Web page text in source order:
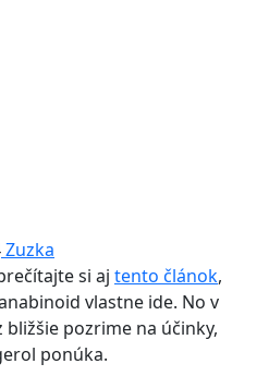
Zuzka
si aj tento článok,
vlastne ide. No v
pozrime na účinky,
ponúka.